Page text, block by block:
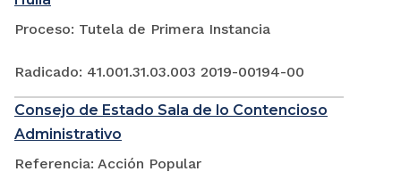
Proceso: Tutela de Primera Instancia
Radicado: 41.001.31.03.003 2019-00194-00
Consejo de Estado Sala de lo Contencioso
Administrativo
Referencia: Acción Popular